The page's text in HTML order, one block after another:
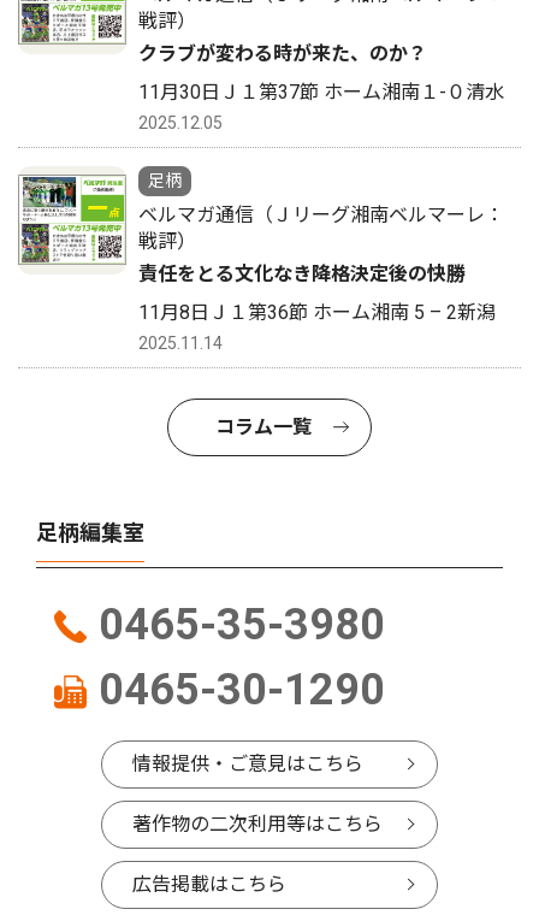
戦評）
クラブが変わる時が来た、のか？
11月30日Ｊ１第37節 ホーム湘南１-０清水
2025.12.05
足柄
ベルマガ通信（Ｊリーグ湘南ベルマーレ：
戦評）
責任をとる文化なき降格決定後の快勝
11月8日Ｊ１第36節 ホーム湘南 5 – 2新潟
2025.11.14
コラム一覧
足柄編集室
0465-35-3980
0465-30-1290
情報提供・ご意見はこちら
著作物の二次利用等はこちら
広告掲載はこちら